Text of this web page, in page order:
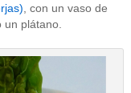
, con un vaso de
un plátano.